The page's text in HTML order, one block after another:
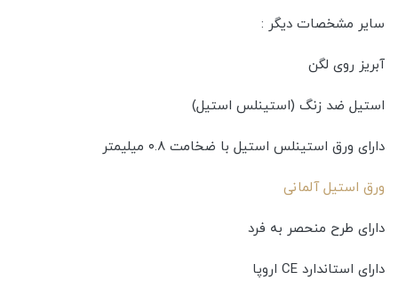
سایر مشخصات دیگر :
آبریز روی لگن
استیل ضد زنگ (استینلس استیل)
دارای ورق استینلس استیل با ضخامت ۰.۸ میلیمتر
ورق استیل آلمانی
دارای طرح منحصر به فرد
دارای استاندارد CE اروپا